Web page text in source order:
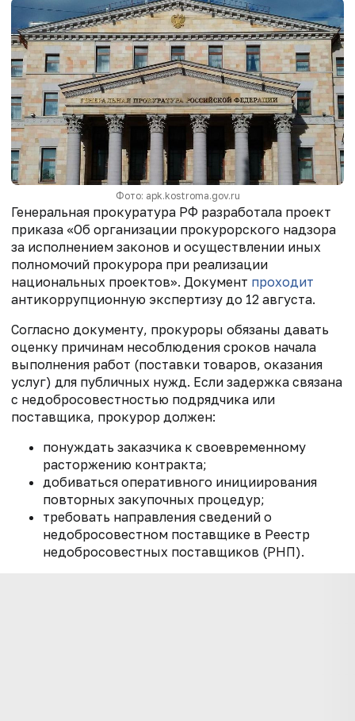
Фото: apk.kostroma.gov.ru
Генеральная прокуратура РФ разработала проект
приказа «Об организации прокурорского надзора
за исполнением законов и осуществлении иных
полномочий прокурора при реализации
национальных проектов». Документ проходит
антикоррупционную экспертизу до 12 августа.
Согласно документу, прокуроры обязаны давать
оценку причинам несоблюдения сроков начала
выполнения работ (поставки товаров, оказания
услуг) для публичных нужд. Если задержка связана
с недобросовестностью подрядчика или
поставщика, прокурор должен:
понуждать заказчика к своевременному
расторжению контракта;
добиваться оперативного инициирования
повторных закупочных процедур;
требовать направления сведений о
недобросовестном поставщике в Реестр
недобросовестных поставщиков (РНП).